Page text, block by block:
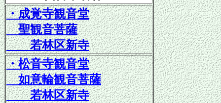
・成覚寺観音堂
聖観音菩薩
若林区新寺
・松音寺観音堂
如意輪観音菩薩
若林区新寺